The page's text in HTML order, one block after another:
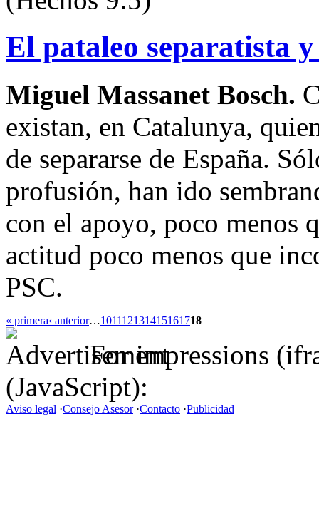
El pataleo separatista
Miguel Massanet Bosch.
existan, en Catalunya,
de separarse de España.
profusión, han ido
con el apoyo, poco menos
actitud poco menos que
PSC.
« primera‹ anterior…101112131415161718
For impressions
(JavaScript):
Aviso legal ·Consejo Asesor·Contacto ·Publicidad